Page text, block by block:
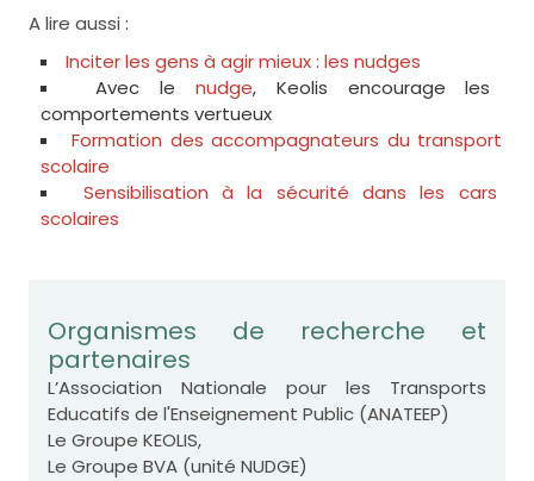
A lire aussi :
Inciter les gens à agir mieux : les nudges
Avec le nudge, Keolis encourage les
comportements vertueux
Formation des accompagnateurs du transport
scolaire
Sensibilisation à la sécurité dans les cars
scolaires
Organismes de recherche et
partenaires
L’Association Nationale pour les Transports
Educatifs de l'Enseignement Public (ANATEEP)
Le Groupe KEOLIS,
Le Groupe BVA (unité NUDGE)